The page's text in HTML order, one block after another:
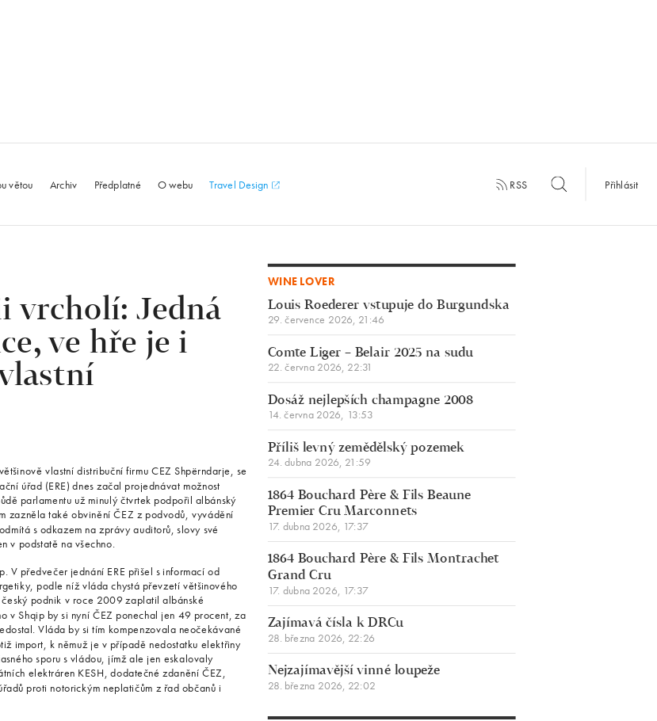
větou Archiv Předplatné O webu Travel Design RSS Přihlásit
vrcholí: Jedná
ve hře je i
vlastní distribuční firmu CEZ Shpërndarje, se
úřad (ERE) dnes začal projednávat možnost
parlamentu už minulý čtvrtek podpořil albánský
zazněla také obvinění ČEZ z podvodů, vyvádění
s odkazem na zprávy auditorů, slovy své
v podstatě na všechno.
V předvečer jednání ERE přišel s informací od
podle níž vláda chystá převzetí většinového
podnik v roce 2009 zaplatil albánské
v Shqip by si nyní ČEZ ponechal jen 49 procent, za
Vláda by si tím kompenzovala neočekávané
import, k němuž je v případě nedostatku elektřiny
sporu s vládou, jímž ale jen eskalovaly
elektráren KESH, dodatečné zdanění ČEZ,
proti notorickým neplatičům z řad občanů i
WINE LOVER
Louis Roederer vstupuje do Burgundska
29. července 2026, 21:46
Comte Liger – Belair 2025 na sudu
22. června 2026, 22:31
Dosáž nejlepších champagne 2008
14. června 2026, 13:53
Příliš levný zemědělský pozemek
24. dubna 2026, 21:59
1864 Bouchard Père & Fils Beaune
Premier Cru Marconnets
17. dubna 2026, 17:37
1864 Bouchard Père & Fils Montrachet
Grand Cru
17. dubna 2026, 17:37
Zajímavá čísla k DRCu
28. března 2026, 22:26
Nejzajímavější vinné loupeže
28. března 2026, 22:02